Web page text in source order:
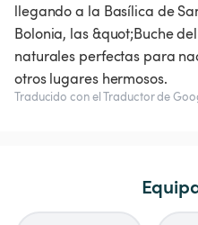
llegando a la Basílica de
Bolonia, las &quot;Buche
naturales perfectas para
Traducido con el Traductor de